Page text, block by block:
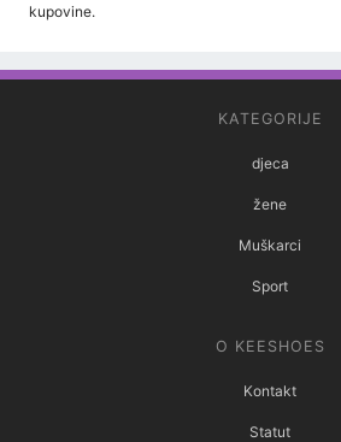
kupovine.
KATEGORIJE
djeca
žene
Muškarci
Sport
O KEESHOES
Kontakt
Statut